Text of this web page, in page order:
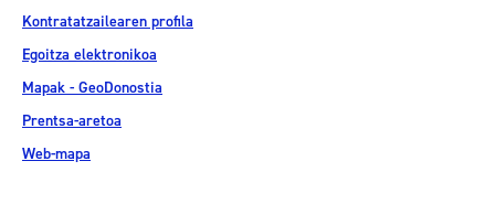
Kontratatzailearen profila
Egoitza elektronikoa
Mapak - GeoDonostia
Prentsa-aretoa
Web-mapa